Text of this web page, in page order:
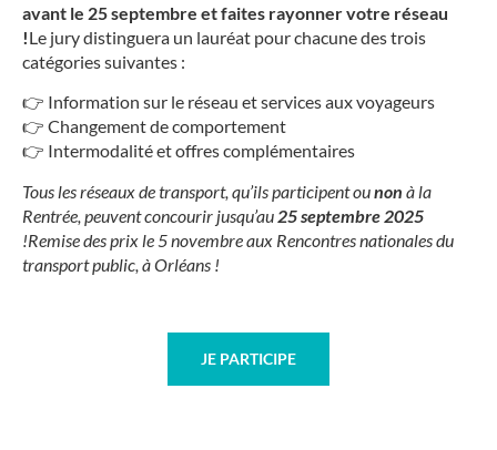
avant le 25 septembre et faites rayonner votre réseau
!Le jury distinguera un lauréat pour chacune des trois
catégories suivantes :
👉 Information sur le réseau et services aux voyageurs
👉 Changement de comportement
👉 Intermodalité et offres complémentaires
Tous les réseaux de transport, qu’ils participent ounon à la
Rentrée, peuvent concourir jusqu’au 25 septembre 2025
!Remise des prix le 5 novembre aux Rencontres nationales du
transport public, à Orléans !
JE PARTICIPE